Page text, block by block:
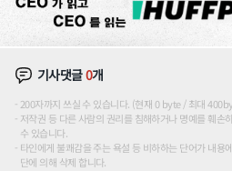
기사댓글0개
200자까지 쓰실 수 있습니다. (현재 0 byte / 최대
저작권 등 다른 사람의 권리를 침해하거나 명예를 훼손
수 있습니다.
타인에게 불쾌감을 주는 욕설 등 비하하는 단어가 내용
단에 의해 삭제 합니다.